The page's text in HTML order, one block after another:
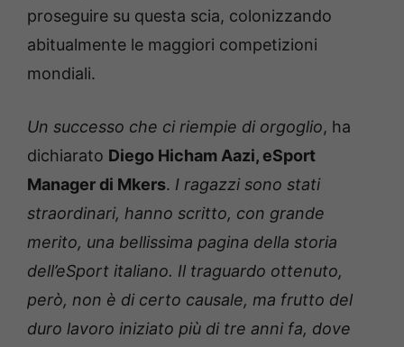
proseguire su questa scia, colonizzando
abitualmente le maggiori competizioni
mondiali.
Un successo che ci riempie di orgoglio, ha
dichiarato Diego Hicham Aazi, eSport
Manager di Mkers. I ragazzi sono stati
straordinari, hanno scritto, con grande
merito, una bellissima pagina della storia
dell’eSport italiano. Il traguardo ottenuto,
però, non è di certo causale, ma frutto del
duro lavoro iniziato più di tre anni fa, dove